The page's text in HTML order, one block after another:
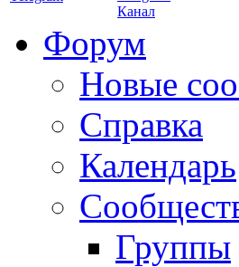
Форум
Новые
Справка
Календарь
Группы